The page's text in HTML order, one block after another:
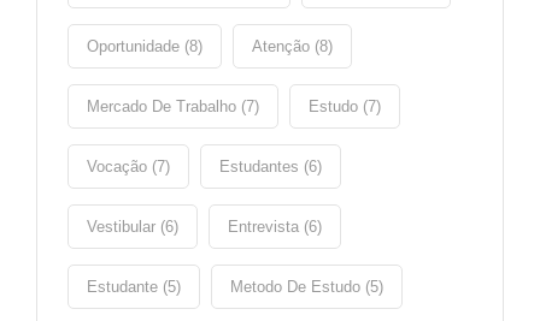
Oportunidade (8) Atenção (8)
Mercado De Trabalho (7) Estudo (7)
Vocação (7) Estudantes (6)
Vestibular (6) Entrevista (6)
Estudante (5) Metodo De Estudo (5)